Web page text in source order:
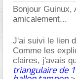
Bonjour Guinux,
amicalement...
J'ai suivi le lien
Comme les
claires, j'avais
triangulaire de